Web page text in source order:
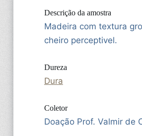
Descrição da amostra
Madeira com textura
cheiro perceptivel.
Dureza
Dura
Coletor
Doação Prof. Valmir de